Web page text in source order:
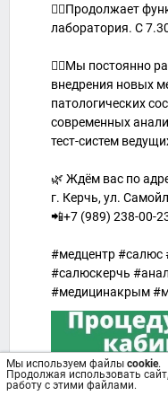
Мы используем файлы cookie.
Продолжая использовать
работу с этими файлами.
👉🏻Продолжает
лаборатория. С
👉🏻Мы постоянно
внедрения новых
патологических
современных
тест-систем
🌿 Ждём вас по
г. Керчь, ул.
📲+7 (989) 238-00-
#медцентр #салюс
#салюскерчь
#медицинакрым